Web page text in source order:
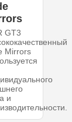
GT3
Mirrors
и